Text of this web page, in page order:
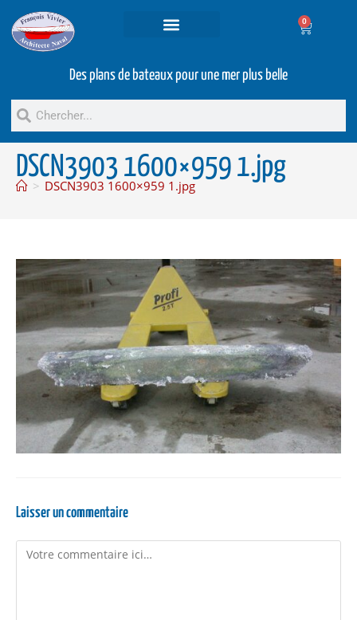
0
Des plans de bateaux pour une mer plus belle
DSCN3903 1600×959 1.jpg
> DSCN3903 1600×959 1.jpg
Laisser un commentaire